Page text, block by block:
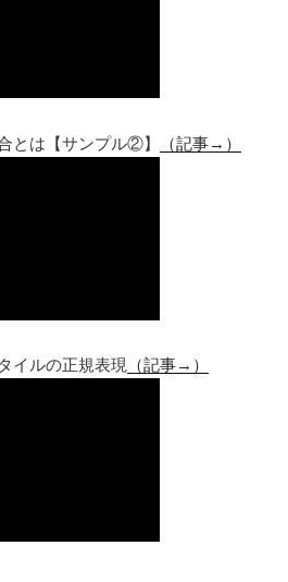
とは【サンプル②】 （記事→）
イルの正規表現 （記事→）